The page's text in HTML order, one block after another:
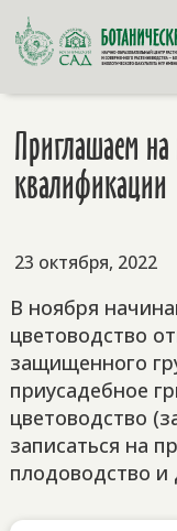
Приглашаем
квалификации
23 октября, 2022
В ноября
цветоводство
защищенного
приусадебное
цветоводство
записаться на
плодоводство и